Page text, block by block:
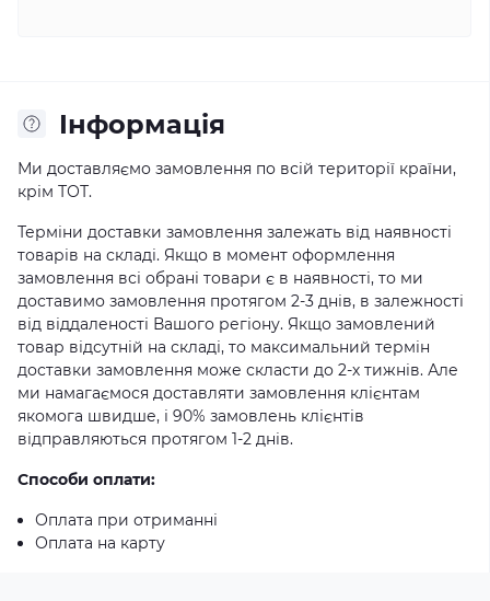
Iнформація
Ми доставляємо замовлення по всій території країни,
крім ТОТ.
Терміни доставки замовлення залежать від наявності
товарів на складі. Якщо в момент оформлення
замовлення всі обрані товари є в наявності, то ми
доставимо замовлення протягом 2-3 днів, в залежності
від віддаленості Вашого регіону. Якщо замовлений
товар відсутній на складі, то максимальний термін
доставки замовлення може скласти до 2-х тижнів. Але
ми намагаємося доставляти замовлення клієнтам
якомога швидше, і 90% замовлень клієнтів
відправляються протягом 1-2 днів.
Способи оплати:
Оплата при отриманні
Оплата на карту